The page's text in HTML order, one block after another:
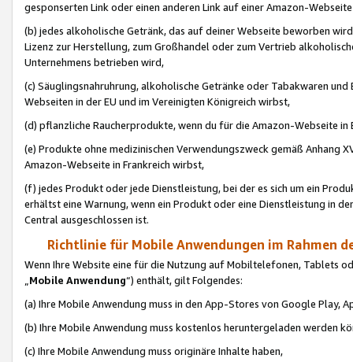
gesponserten Link oder einen anderen Link auf einer Amazon-
(b) jedes alkoholische Getränk, das auf deiner Webseite beworben
Lizenz zur Herstellung, zum Großhandel oder zum Vertrieb
Unternehmens betrieben wird,
(c) Säuglingsnahruhrung, alkoholische Getränke oder Tabakwaren
Webseiten in der EU und im Vereinigten Königreich wirbst,
(d) pflanzliche Raucherprodukte, wenn du für die Amazon-Webseite in
(e) Produkte ohne medizinischen Verwendungszweck gemäß Anhang
Amazon-Webseite in Frankreich wirbst,
(f) jedes Produkt oder jede Dienstleistung, bei der es sich um ein
erhältst eine Warnung, wenn ein Produkt oder eine Dienstleistung in
Central ausgeschlossen ist.
Richtlinie für Mobile Anwendungen im Rahmen
Wenn Ihre Website eine für die Nutzung auf Mobiltelefonen, Tablets
„Mobile Anwendung“) enthält, gilt Folgendes:
(a) Ihre Mobile Anwendung muss in den App-Stores von Google Play,
(b) Ihre Mobile Anwendung muss kostenlos heruntergeladen werden
(c) Ihre Mobile Anwendung muss originäre Inhalte haben,